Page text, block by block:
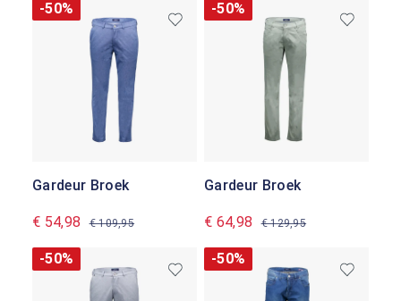
-50%
Gardeur Broek
€ 54,98 € 109,95
-50%
Gardeur Broek
€ 64,98 € 129,95
-50% -50%